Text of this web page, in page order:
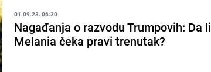
01.09.23. 06:30
Nagađanja o razvodu Trumpovih: Da li
Melania čeka pravi trenutak?